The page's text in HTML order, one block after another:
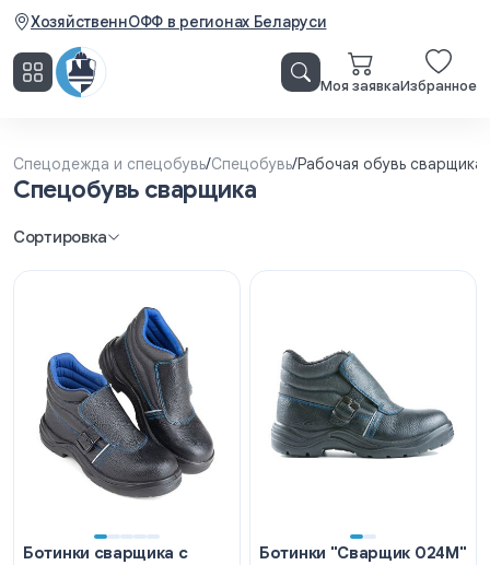
ХозяйственнОФФ в регионах Беларуси
Моя заявкаИзбранное
Спецобувь сварщика
Спецодежда и спецобувь/Спецобувь/Рабочая обувь сварщика
Сортировка
Ботинки сварщика с
Ботинки "Сварщик 024М"